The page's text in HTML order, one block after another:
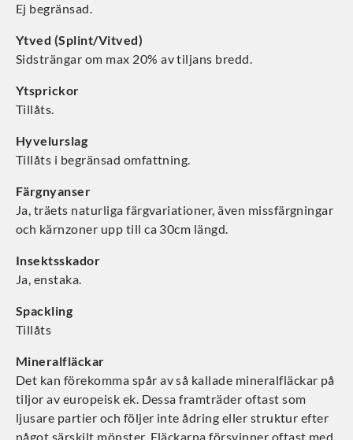
Ej begränsad.
Ytved (Splint/Vitved)
Sidsträngar om max 20% av tiljans bredd.
Ytsprickor
Tillåts.
Hyvelurslag
Tillåts i begränsad omfattning.
Färgnyanser
Ja, träets naturliga färgvariationer, även missfärgningar
och kärnzoner upp till ca 30cm längd.
Insektsskador
Ja, enstaka.
Spackling
Tillåts
Mineralfläckar
Det kan förekomma spår av så kallade mineralfläckar på
tiljor av europeisk ek. Dessa framträder oftast som
ljusare partier och följer inte ådring eller struktur efter
något särskilt mönster. Fläckarna försvinner oftast med